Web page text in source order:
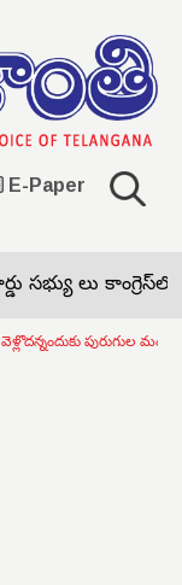
E-Paper
లు కాంగ్రెస్‌లో
పురుగుల